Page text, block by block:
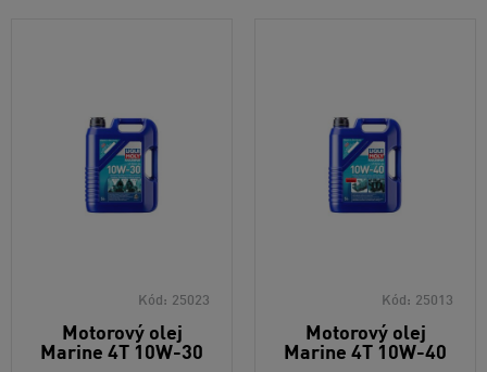
Kód: 25023
Motorový olej
Marine 4T 10W-30
Kód: 25013
Motorový olej
Marine 4T 10W-40